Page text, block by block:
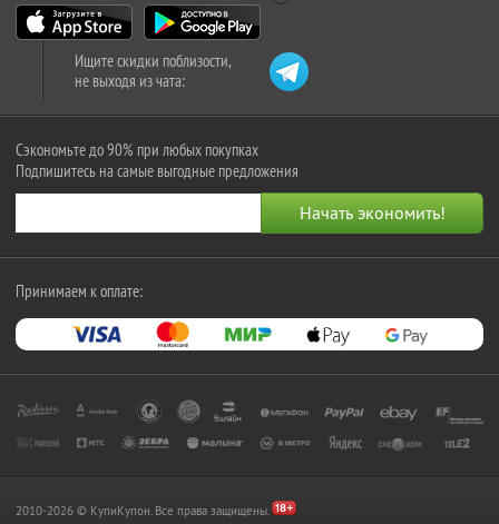
Ищите скидки поблизости,
не выходя из чата:
Сэкономьте до 90% при любых покупках
Подпишитесь на самые выгодные предложения
Принимаем к оплате:
2010-2026 © КупиКупон. Все права защищены.